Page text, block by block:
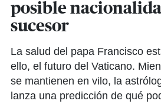
posible
sucesor
La salud del papa Francisco
ello, el futuro del Vaticano.
se mantienen en vilo, la
lanza una predicción de qué